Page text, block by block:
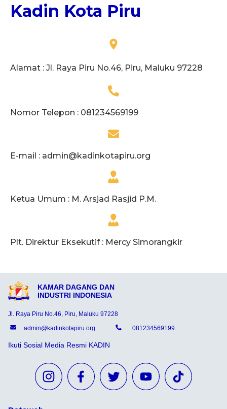
Kadin Kota Piru
Alamat : Jl. Raya Piru No.46, Piru, Maluku 97228
Nomor Telepon : 081234569199
E-mail : admin@kadinkotapiru.org
Ketua Umum : M. Arsjad Rasjid P.M.
Plt. Direktur Eksekutif : Mercy Simorangkir
KAMAR DAGANG DAN
INDUSTRI INDONESIA
Jl. Raya Piru No.46, Piru, Maluku 97228
admin@kadinkotapiru.org
081234569199
Ikuti Sosial Media Resmi KADIN